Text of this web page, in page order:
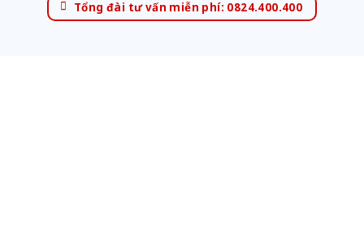
Tổng đài tư vấn miễn phí: 0824.400.400